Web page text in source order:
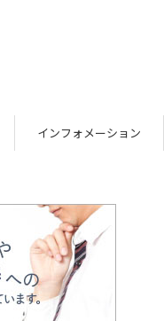
インフォメーション